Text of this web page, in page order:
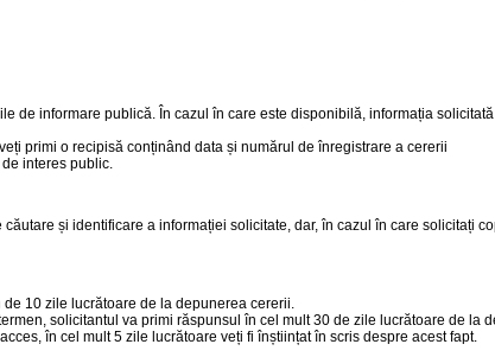
informare publică. În cazul în care este disponibilă, informația
primi o recipisă conținând data și numărul de înregistrare a cererii
interes public.
și identificare a informației solicitate, dar, în cazul în care solicitați
10 zile lucrătoare de la depunerea cererii.
solicitantul va primi răspunsul în cel mult 30 de zile lucrătoare de la
în cel mult 5 zile lucrătoare veți fi înștiințat în scris despre acest fapt.